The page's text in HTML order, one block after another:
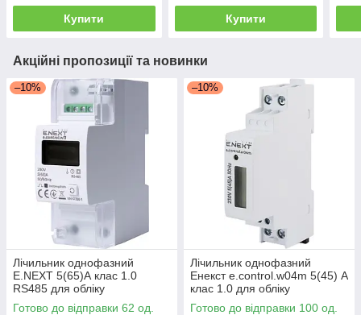
Купити Купити
Акційні пропозиції та новинки
–10%
Лічильник однофазний
E.NEXT 5(65)А клас 1.0
RS485 для обліку
електроенергії
Готово до відправки 62 од.
–10%
Лічильник однофазний
Енекст e.control.w04m 5(45) А
клас 1.0 для обліку
електроенергії
Готово до відправки 100 од.